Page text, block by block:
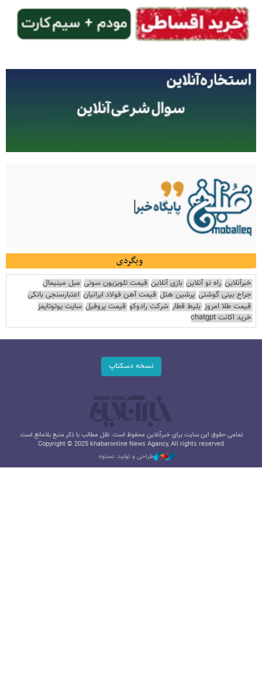
وبگردی
خبرآنلاین راه نو آنلاین بازی آنلاین قیمت تلویزیون سونی مبل مینیمال
جراح بینی گوشتی پرشین هتل قیمت آهن فولاد ایرانیان اعتبارسنجی بانکی
قیمت طلا امروز بلیط قطار شرکت رادوکو قیمت پروفیل سایت یوتوتایمز
خرید اکانت chatgpt
نسخه دسکتاپ
تمامی حقوق این سایت برای خبرآنلاین محفوظ است. نقل مطالب با ذکر منبع بلامانع است.
Copyright © 2025 khabaronline News Agancy, All rights reserved
طراحی و تولید: نستوه